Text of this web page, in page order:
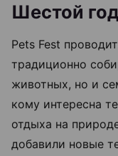
Шестой
Pets Fest
традиционно
животных, но и
кому интересна
отдыха на
добавили новые